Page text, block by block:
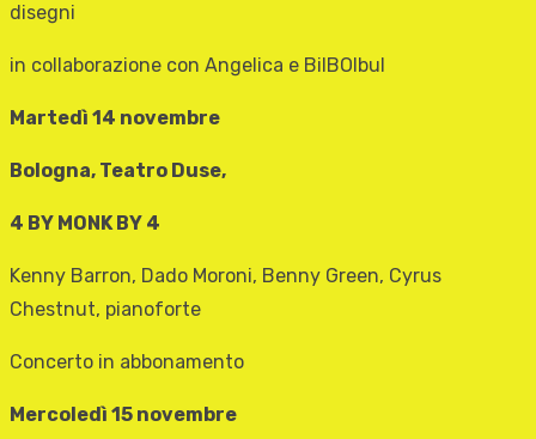
disegni
in collaborazione con Angelica e BilBOlbul
Martedì 14 novembre
Bologna, Teatro Duse,
4 BY MONK BY 4
Kenny Barron, Dado Moroni, Benny Green, Cyrus
Chestnut, pianoforte
Concerto in abbonamento
Mercoledì 15 novembre